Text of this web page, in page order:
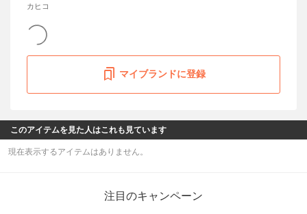
カヒコ
マイブランドに登録
このアイテムを見た人はこれも見ています
現在表示するアイテムはありません。
注目のキャンペーン